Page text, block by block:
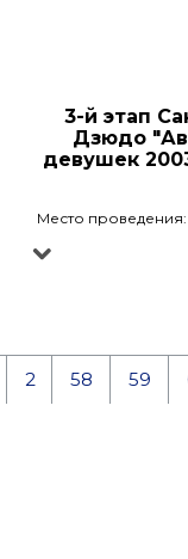
3-й этап
Дзюдо
девушек
Место
2 58 59